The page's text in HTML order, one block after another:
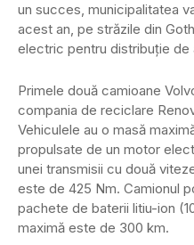
un succes, municipalitatea
acest an, pe străzile din
electric pentru distribuție de
Primele două camioane
compania de reciclare
Vehiculele au o masă
propulsate de un motor
unei transmisii cu două
este de 425 Nm. Camionul
pachete de baterii litiu-ion
maximă este de 300 km.